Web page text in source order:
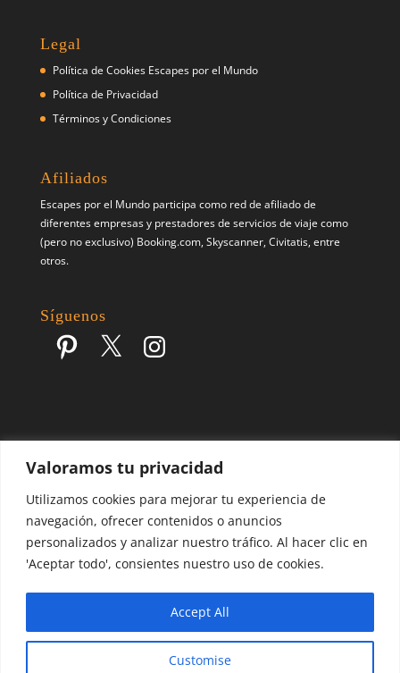
Valoramos tu privacidad
Utilizamos cookies para mejorar tu experiencia de
navegación, ofrecer contenidos o anuncios
personalizados y analizar nuestro tráfico. Al hacer clic en
'Aceptar todo', consientes nuestro uso de cookies.
Customise
Accept All
Legal
Política de Cookies Escapes por el Mundo
Política de Privacidad
Términos y Condiciones
Afiliados
Escapes por el Mundo participa como red de afiliado de
diferentes empresas y prestadores de servicios de viaje como
(pero no exclusivo) Booking.com, Skyscanner, Civitatis, entre
otros.
Síguenos
Pinterest X Instagram
Escapes por el Mundo | Blog de Viajes | 2017 - 2026 ©